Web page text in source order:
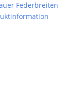
Federbreiten